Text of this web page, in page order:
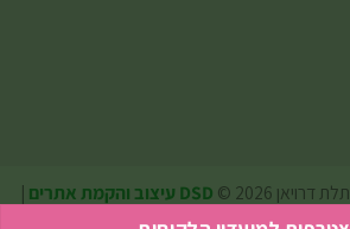
2026 © DSD עיצוב והקמת אתרים
|
מדיה קידום אתרים